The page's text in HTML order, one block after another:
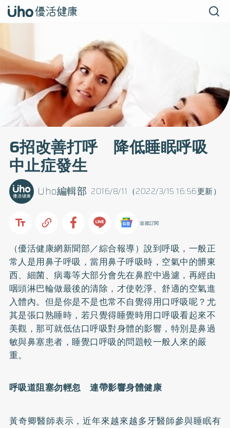
6招改善打呼 降低睡眠呼吸
中止症發生
2016/8/11（2022/3/15 16:56更新）
Uho編輯部
追蹤訂閱
（優活健康網新聞部／綜合報導）說到呼吸，一般正
常人是用鼻子呼吸，當用鼻子呼吸時，空氣中的髒東
西、細菌、病毒等大部分會先在鼻腔中過濾，再經由
咽頭淋巴輪做最後的清除，才使乾淨、舒適的空氣進
入體內。但是你是不是也常不自覺得用口呼吸呢？尤
其是張口熟睡時，若只覺得睡覺時用口呼吸看起來不
美觀，那可就低估口呼吸對身體的影響，特別是鼻過
敏與鼻塞患者，睡覺口呼吸的問題較一般人來的嚴
重。
呼吸道阻塞勿輕忽 連帶影響身體健康
黃奇卿醫師表示，近年來越來越多牙醫師參與睡眠有